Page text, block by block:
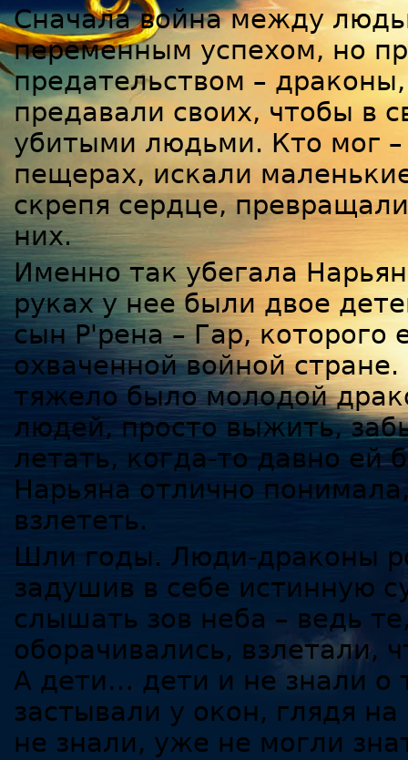
Сначала война между
переменным успехом, но
предательством –
предавали своих, чтобы в
убитыми людьми. Кто мог –
пещерах, искали
скрепя сердце,
них.
Именно так убегала
руках у нее были двое
сын Р'рена – Гар, которого
охваченной войной
тяжело было молодой
людей, просто выжить,
летать, когда-то давно ей
Нарьяна отлично
взлететь.
Шли годы. Люди-драконы
задушив в себе истинную
слышать зов неба – ведь
оборачивались, взлетали,
А дети… дети и не знали о
застывали у окон, глядя
не знали, уже не могли